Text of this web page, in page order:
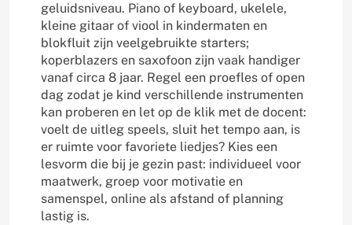
geluidsniveau. Piano of keyboard, ukelele,
kleine gitaar of viool in kindermaten en
blokfluit zijn veelgebruikte starters;
koperblazers en saxofoon zijn vaak handiger
vanaf circa 8 jaar. Regel een proefles of open
dag zodat je kind verschillende instrumenten
kan proberen en let op de klik met de docent:
voelt de uitleg speels, sluit het tempo aan, is
er ruimte voor favoriete liedjes? Kies een
lesvorm die bij je gezin past: individueel voor
maatwerk, groep voor motivatie en
samenspel, online als afstand of planning
lastig is.